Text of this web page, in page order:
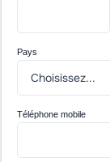
Pays
Téléphone mobile